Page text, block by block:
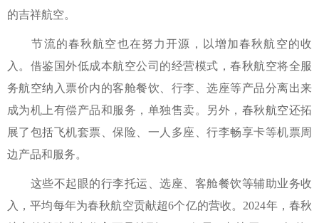
的吉祥航空。
节流的春秋航空也在努力开源，以增加春秋航空的收
入。借鉴国外低成本航空公司的经营模式，春秋航空将全服
务航空纳入票价内的客舱餐饮、行李、选座等产品分离出来
成为机上有偿产品和服务，单独售卖。另外，春秋航空还拓
展了包括飞机套票、保险、一人多座、行李畅享卡等机票周
边产品和服务。
这些不起眼的行李托运、选座、客舱餐饮等辅助业务收
入，平均每年为春秋航空贡献超6个亿的营收。2024年，春秋